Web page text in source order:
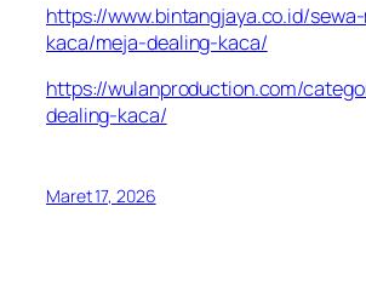
https://www.bintangjaya.co.id/
kaca/meja-dealing-kaca/
https://wulanproduction.com/
dealing-kaca/
Maret 17, 2026